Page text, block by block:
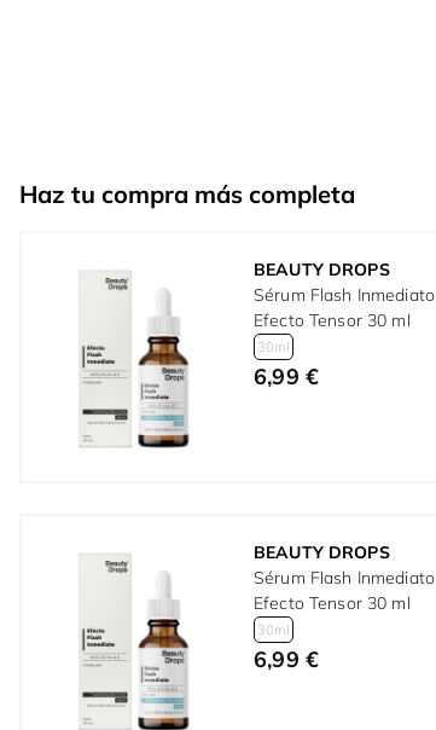
Haz tu compra más completa
BEAUTY DROPS
Sérum Flash Inmediato
Efecto Tensor 30 ml
30ml
6,99 €
BEAUTY DROPS
Sérum Flash Inmediato
Efecto Tensor 30 ml
30ml
6,99 €